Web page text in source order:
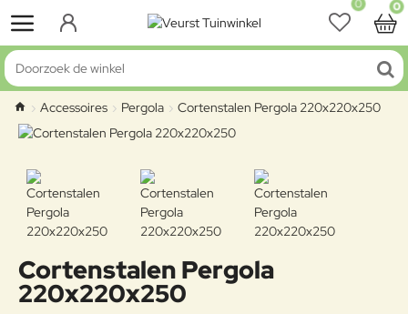
0 0
Doorzoek de winkel
home
Accessoires Pergola Cortenstalen Pergola 220x220x250
Cortenstalen Pergola
220x220x250